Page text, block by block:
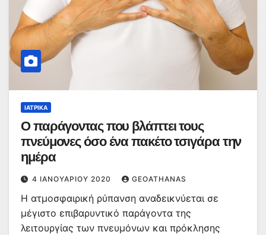
ΙΑΤΡΙΚΆ
Ο παράγοντας που βλάπτει τους
πνεύμονες όσο ένα πακέτο τσιγάρα την
ημέρα
4 ΙΑΝΟΥΑΡΊΟΥ 2020 GEOATHANAS
Η ατμοσφαιρική ρύπανση αναδεικνύεται σε
μέγιστο επιβαρυντικό παράγοντα της
λειτουργίας των πνευμόνων και πρόκλησης